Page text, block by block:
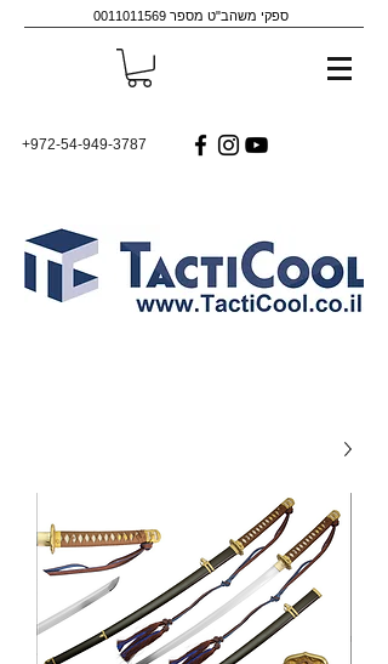
0011011569 ספקי משהב"ט מספר
+972-54-949-3787